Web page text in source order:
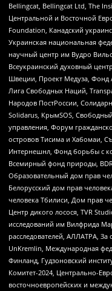
Bellingcat, Bellingcat Ltd, The
Центральной и Восточной
Foundation, Канадский
Украинская национальная
научный центр им Вудро
Всеукраинский духовный
Швеции, Проект Медуза, Фонд
Лига Свободных Наций,
Народов ПостРоссии,
Solidarus, КрымSOS, Свободный
управления, Форум
островов Тисима и Хабомаи,
Интернешнл, Фонд борьбы с
Всемирный фонд природы,
Образовательный дом прав
Белорусский дом прав
человека Тбилиси, Дом прав
Центр дикого лосося, TVR
исследований им Вилфрида
расследователей, АЛЛАТРА,
UnKremlin, Международная
Финланд, Гудзоновский
Комитет-2024, Центрально-
восточноевропейских и